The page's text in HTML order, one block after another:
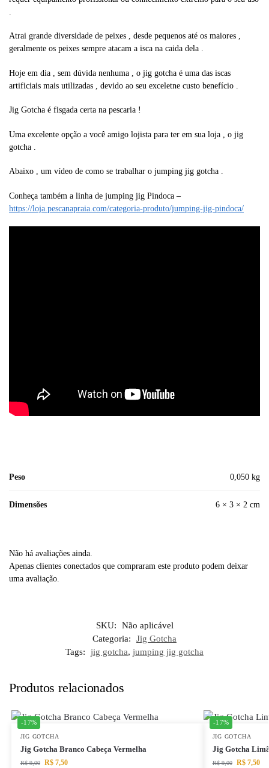
Atrai grande diversidade de peixes , desde pequenos até os maiores ,
geralmente os peixes sempre atacam a isca na caida dela .
Hoje em dia , sem dúvida nenhuma , o jig gotcha é uma das iscas
artificiais mais utilizadas , devido ao seu exceletne custo benefício .
Jig Gotcha é fisgada certa na pescaria !
Uma excelente opção a você amigo lojista para ter em sua loja , o jig
gotcha .
Abaixo , um vídeo de como se trabalhar o jumping jig gotcha .
Conheça também a linha de jumping jig Pindoca –
https://loja.pescanapraia.com/categoria-produto/jumping-jig-pindoca/
Peso 0,050 kg
Dimensões 6 × 3 × 2 cm
Não há avaliações ainda.
Apenas clientes conectados que compraram este produto podem deixar
uma avaliação.
SKU:
Não aplicável
Categoria:
Jig Gotcha
Tags:
jig gotcha, jumping jig gotcha
Produtos relacionados
-17%
JIG GOTCHA
Jig Gotcha Branco Cabeça Vermelha
R$9,00 R$7,50
-17%
JIG GOTCHA
Jig Gotcha
R$9,00 R$7,50